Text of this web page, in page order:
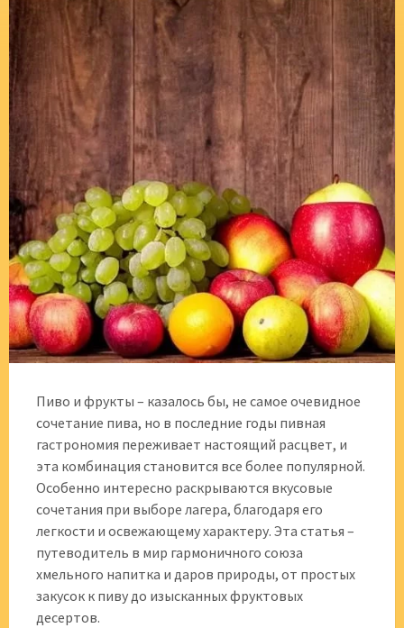
Пиво и фрукты – казалось бы, не самое очевидное
сочетание пива, но в последние годы пивная
гастрономия переживает настоящий расцвет, и
эта комбинация становится все более популярной.
Особенно интересно раскрываются вкусовые
сочетания при выборе лагера, благодаря его
легкости и освежающему характеру. Эта статья –
путеводитель в мир гармоничного союза
хмельного напитка и даров природы, от простых
закусок к пиву до изысканных фруктовых
десертов.